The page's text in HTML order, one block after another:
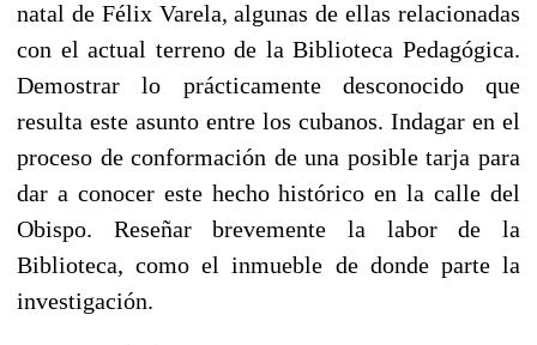
natal de Félix Varela, algunas de ellas relacionadas
con el actual terreno de la Biblioteca Pedagógica.
Demostrar lo prácticamente desconocido que
resulta este asunto entre los cubanos. Indagar en el
proceso de conformación de una posible tarja para
dar a conocer este hecho histórico en la calle del
Obispo. Reseñar brevemente la labor de la
Biblioteca, como el inmueble de donde parte la
investigación.